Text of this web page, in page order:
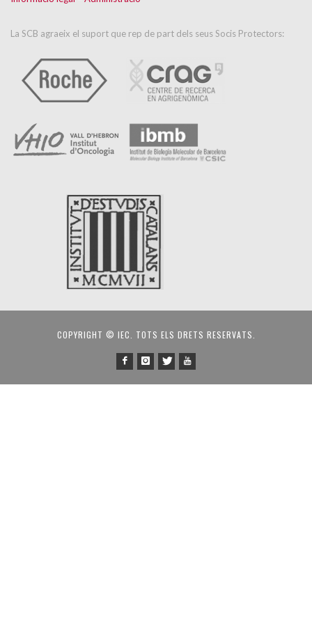
La SCB agraeix el suport que rep de part dels seus Socis Protectors:
COPYRIGHT © IEC. TOTS ELS DRETS RESERVATS.